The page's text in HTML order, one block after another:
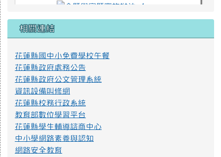
或其他校園安全事件，經查內政部警政署165打詐儀表板「縣市
案例」列有423件因使用小紅書遭詐騙之案例，態樣包含：網路
購物詐騙、假交友（投資詐財）詐騙、假買家騙賣家詐騙、假
求職詐騙、色情應召詐財詐騙等。因此，教育部建置「不迷小
及講師資料，請多加推廣運用。
https://eliteracy.edu.tw/Shorts/xiaohongshu.html
相關連結
花蓮縣國中小免費學校午餐
花蓮縣政府處務公告
花蓮縣政府公文管理系統
資訊設備叫修網
花蓮縣校務行政系統
教育部數位學習平台
花蓮縣學生輔導諮商中心
中小學網路素養與認知
網路安全教育